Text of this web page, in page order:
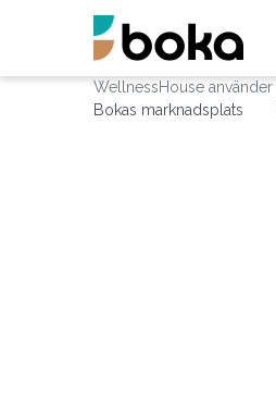
WellnessHouse använder
Bokas marknadsplats